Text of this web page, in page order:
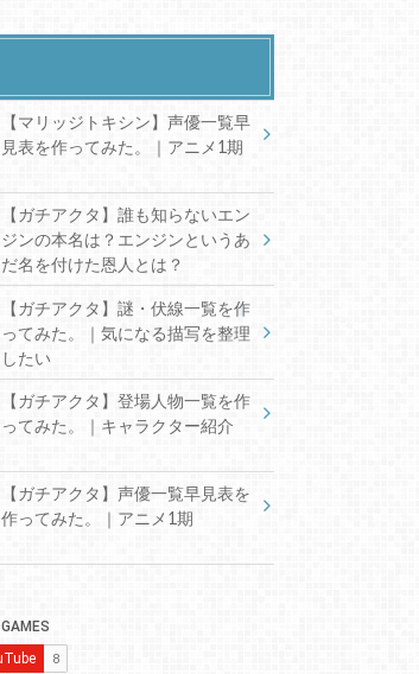
【マリッジトキシン】声優一覧早
見表を作ってみた。｜アニメ1期
【ガチアクタ】誰も知らないエン
ジンの本名は？エンジンというあ
だ名を付けた恩人とは？
【ガチアクタ】謎・伏線一覧を作
ってみた。｜気になる描写を整理
したい
【ガチアクタ】登場人物一覧を作
ってみた。｜キャラクター紹介
【ガチアクタ】声優一覧早見表を
作ってみた。｜アニメ1期